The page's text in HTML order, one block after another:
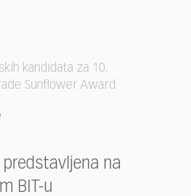
kandidata za 10.
Sunflower Award
na
BIT-u